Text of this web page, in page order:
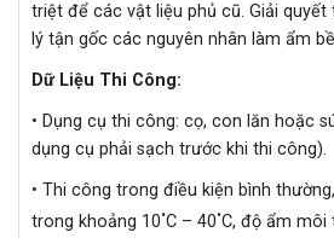
triệt để các vật liệu phủ cũ. Giải
lý tận gốc các nguyên nhân làm ẩm
Dữ Liệu Thi Công:
• Dụng cụ thi công: cọ, con lăn hoặc
dụng cụ phải sạch trước khi thi công).
• Thi công trong điều kiện bình
trong khoảng 10•C – 40•C, độ ẩm môi